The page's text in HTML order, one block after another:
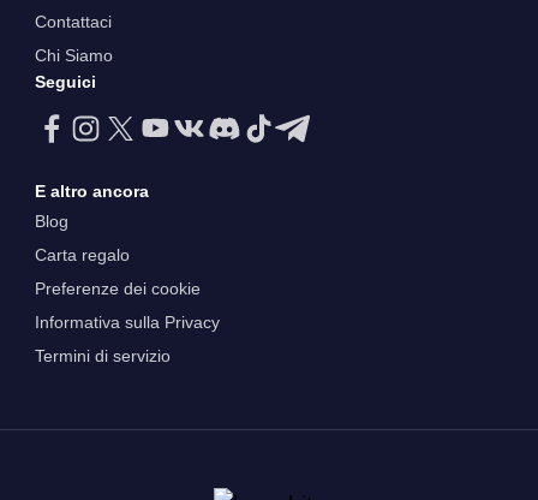
Contattaci
Chi Siamo
Seguici
E altro ancora
Blog
Carta regalo
Preferenze dei cookie
Informativa sulla Privacy
Termini di servizio